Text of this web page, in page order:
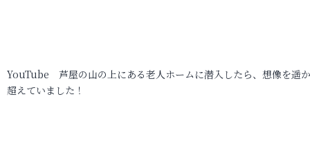
YouTube 芦屋の山の上にある老人ホームに潜入したら、想像を遥
超えていました！